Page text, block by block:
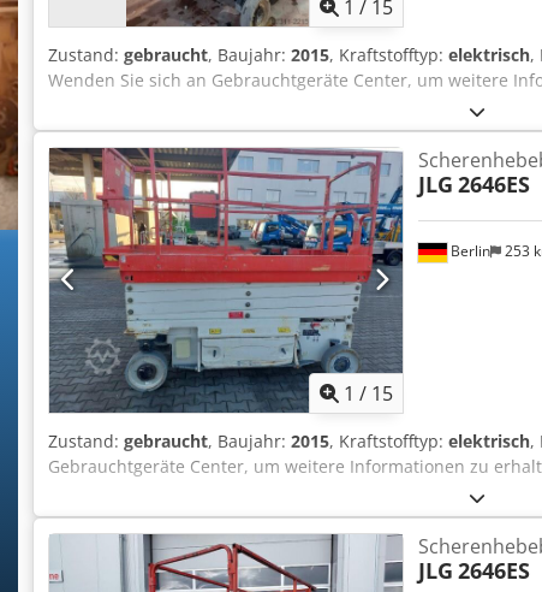
1 / 15
Zustand: gebraucht, Baujahr: 2015, Kraftstofftyp: elektrisch,
Wenden Sie sich an Gebrauchtgeräte Center, um weitere
1 / 15
Berlin 253
JLG 2646ES
Zustand: gebraucht, Baujahr: 2015, Kraftstofftyp: elektrisch,
Gebrauchtgeräte Center, um weitere Informationen zu
JLG 2646ES